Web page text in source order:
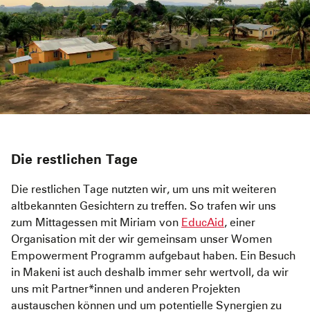
Die restlichen Tage
Die restlichen Tage nutzten wir, um uns mit weiteren
altbekannten Gesichtern zu treffen. So trafen wir uns
zum Mittagessen mit Miriam von EducAid , einer
Organisation mit der wir gemeinsam unser Women
Empowerment Programm aufgebaut haben. Ein Besuch
in Makeni ist auch deshalb immer sehr wertvoll, da wir
uns mit Partner*innen und anderen Projekten
austauschen können und um potentielle Synergien zu